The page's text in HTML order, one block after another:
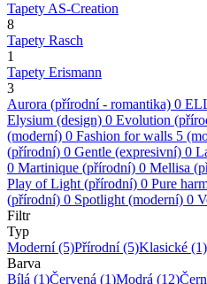
Tapety AS-Creation
8
Tapety Rasch
1
Tapety Erismann
3
Aurora (přírodní - romantika) 0
Elysium (design) 0 Evolution
(moderní) 0 Fashion for walls 5
(přírodní) 0 Gentle (expresivní) 0
0 Martinique (přírodní) 0 Mellisa
Play of Light (přírodní) 0 Pure
(přírodní) 0 Spotlight (moderní) 0
Filtr
Typ
Moderní(5)Přírodní(5)Klasické (1)
Barva
Bílá (1)Červená (1)Modrá (12)